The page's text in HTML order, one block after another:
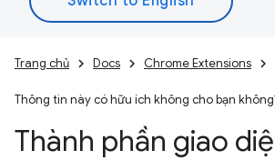
Trang chủ Docs Chrome Extensions
Thông tin này có hữu ích không cho bạn
Thành phần giao